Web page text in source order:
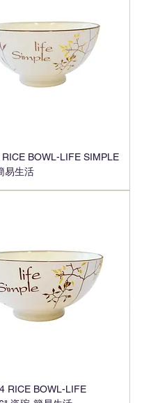
BOWL-LIFE SIMPLE
易生活
RICE BOWL-LIFE